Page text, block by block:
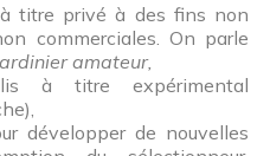
titre privé à des fins non
commerciales. On parle
amateur,
à titre expérimental
développer de nouvelles